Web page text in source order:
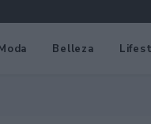
Belleza